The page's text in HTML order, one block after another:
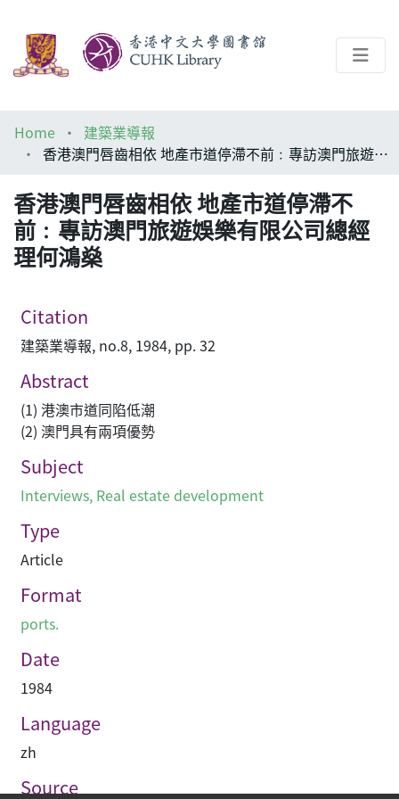
Help
Home
建築業導報
香港澳門唇齒相依 地產市道停滯不前﹕專訪澳門旅遊娛樂有限公司總經理何鴻燊
香港澳門唇齒相依 地產市道停滯不
前﹕專訪澳門旅遊娛樂有限公司總經
理何鴻燊
Citation
建築業導報, no.8, 1984, pp. 32
Abstract
(1) 港澳市道同陷低潮
(2) 澳門具有兩項優勢
Subject
Interviews, Real estate development
Type
Article
Format
ports.
Date
1984
Language
zh
Source